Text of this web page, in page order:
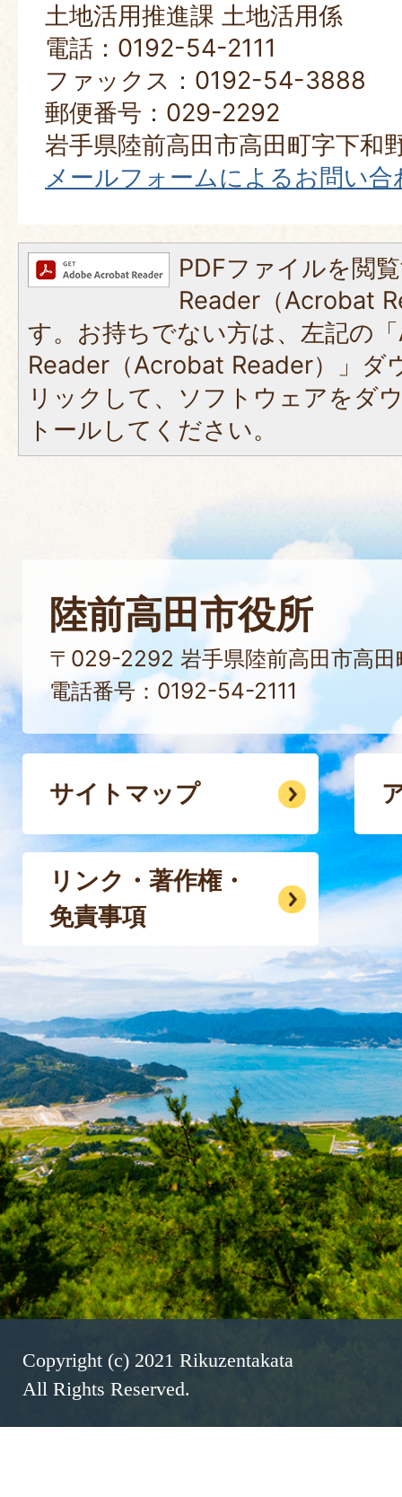
土地活用推進課 土地活用係
電話：0192-54-2111
ファックス：0192-54-3888
郵便番号：029-2292
岩手県陸前高田市高田町字下和
メールフォームによるお問い合
PDFファイルを閲
Reader（Acrobat
す。お持ちでない方は、左記の
Reader（Acrobat Reader）」ダ
リックして、ソフトウェアをダ
トールしてください。
陸前高田市役所
〒029-2292 岩手県陸前高田市高田
電話番号：0192-54-2111
サイトマップ
リンク・著作権・
免責事項
Copyright (c) 2021 Rikuzentakata
All Rights Reserved.